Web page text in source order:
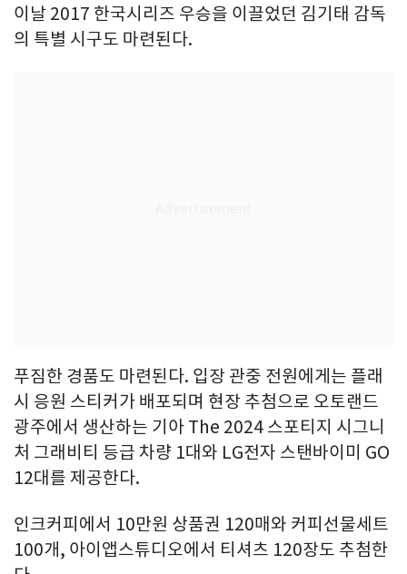
이날 2017 한국시리즈 우승을 이끌었던 김기태 감독
의 특별 시구도 마련된다.
푸짐한 경품도 마련된다. 입장 관중 전원에게는 플래
시 응원 스티커가 배포되며 현장 추첨으로 오토랜드
광주에서 생산하는 기아 The 2024 스포티지 시그니
처 그래비티 등급 차량 1대와 LG전자 스탠바이미 GO
12대를 제공한다.
인크커피에서 10만원 상품권 120매와 커피선물세트
100개, 아이앱스튜디오에서 티셔츠 120장도 추첨한